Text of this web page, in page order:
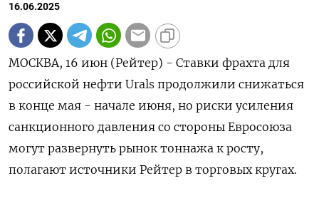
16.06.2025
МОСКВА, 16 июн (Рейтер) - Ставки фрахта для
российской нефти Urals продолжили снижаться
в конце мая - начале июня, но риски усиления
санкционного давления со стороны Евросоюза
могут развернуть рынок тоннажа к росту,
полагают источники Рейтер в торговых кругах.